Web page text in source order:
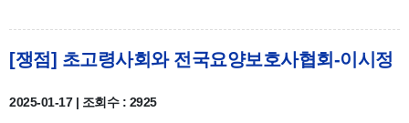
[쟁점] 초고령사회와 전국요양보호사협회-이시정
2025-01-17 | 조회수 : 2925